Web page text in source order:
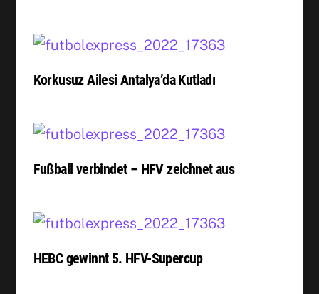
Korkusuz Ailesi Antalya’da Kutladı
Fußball verbindet – HFV zeichnet aus
HEBC gewinnt 5. HFV-Supercup